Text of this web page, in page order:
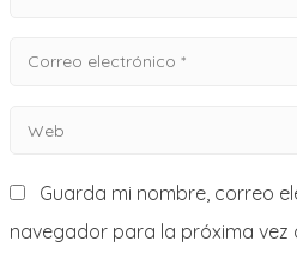
Correo
Web
Guarda mi nombre, correo
navegador para la próxima vez